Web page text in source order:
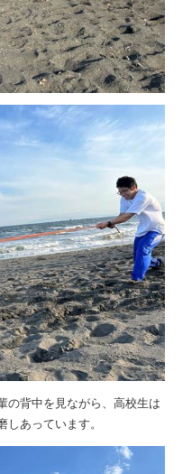
の背中を見ながら、高校生は
あっています。